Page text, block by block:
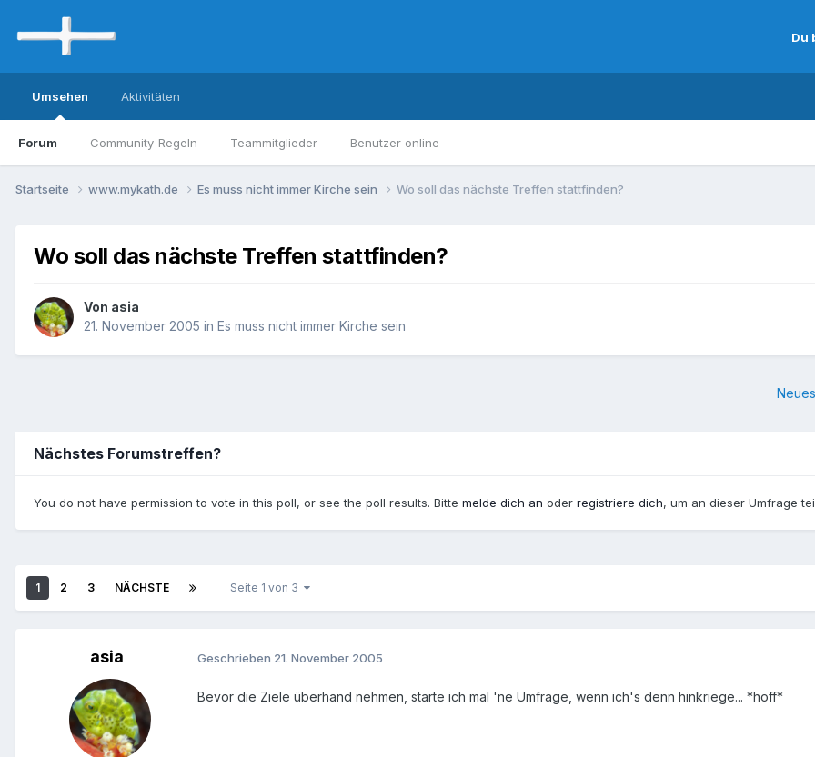
Du
Umsehen
Forum Community-Regeln Teammitglieder Benutzer online
Aktivitäten
Startseite www.mykath.de Es muss nicht immer Kirche sein Wo soll das nächste Treffen stattfinden?
Wo soll das nächste Treffen stattfinden?
Von asia
21. November 2005 in Es muss nicht immer Kirche sein
Nächstes Forumstreffen?
You do not have permission to vote in this poll, or see the poll results. Bitte melde dich an oder registriere dich, um an dieser Umfrage
1 2 3 NÄCHSTE Seite 1 von 3
asia Geschrieben 21. November 2005
Bevor die Ziele überhand nehmen, starte ich mal 'ne Umfrage, wenn ich's denn hinkriege... *hoff*